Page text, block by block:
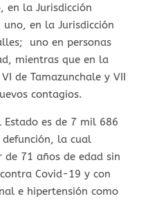
en la Jurisdicción
en la Jurisdicción
uno en personas
mientras que en la
de Tamazunchale y VII
contagios.
es de 7 mil 686
la cual
71 años de edad sin
Covid-19 y con
e hipertensión como